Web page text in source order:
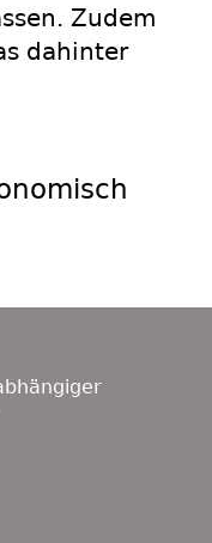
Zudem
dahinter